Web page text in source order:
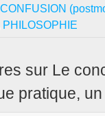
PHILOSOPHIE
sur Le
pratique,